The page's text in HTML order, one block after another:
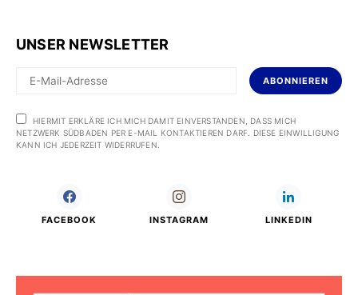
UNSER NEWSLETTER
ABONNIEREN
HIERMIT ERKLÄRE ICH MICH DAMIT EINVERSTANDEN, DASS MICH
NETZWERK SÜDBADEN PER E-MAIL KONTAKTIEREN DARF. DIESE EINWILLIGUNG
KANN ICH JEDERZEIT WIDERRUFEN.
FACEBOOK INSTAGRAM LINKEDIN